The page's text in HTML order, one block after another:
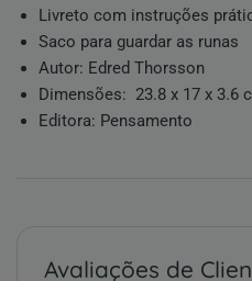
Livreto com instruções
Saco para guardar as runas
Autor: Edred Thorsson
Dimensões: ‎ 23.8 x 17 x 3.6
Editora: Pensamento
Avaliações de